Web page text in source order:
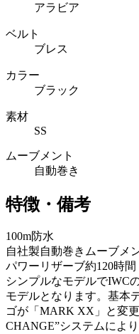
アラビア
ベルト
ブレス
カラー
ブラック
素材
SS
ムーブメント
自動巻き
特徴・備考
100m防水
自社製自動巻きムーブメ
パワーリザーブ約120時
シンプルなモデルでIWC
モデルとなります。基本
ゴが「MARK XX」と変
CHANGE”システムによ